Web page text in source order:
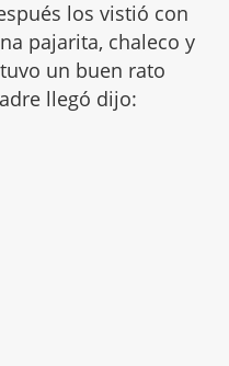
los vistió con
pajarita, chaleco y
un buen rato
llegó dijo: